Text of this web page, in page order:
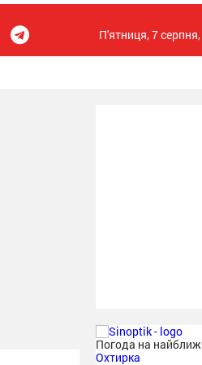
П'ятниця, 7
Погода на
Охтирка